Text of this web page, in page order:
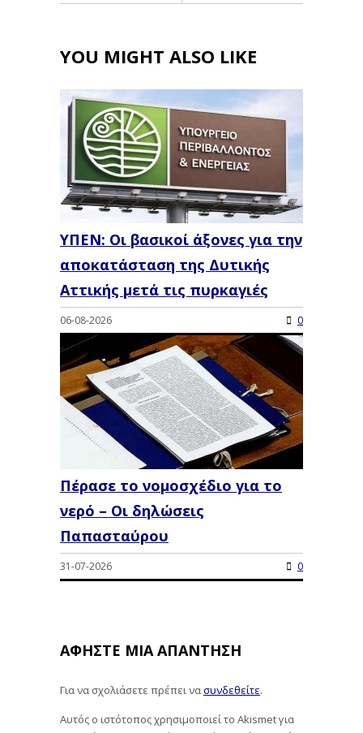
YOU MIGHT ALSO LIKE
ΥΠΕΝ: Oι βασικοί άξονες για την
αποκατάσταση της Δυτικής
Αττικής μετά τις πυρκαγιές
06-08-2026 0
Πέρασε το νομοσχέδιο για το
νερό – Οι δηλώσεις
Παπασταύρου
31-07-2026 0
ΑΦΉΣΤΕ ΜΙΑ ΑΠΆΝΤΗΣΗ
Για να σχολιάσετε πρέπει νασυνδεθείτε.
Αυτός ο ιστότοπος χρησιμοποιεί το Akismet για